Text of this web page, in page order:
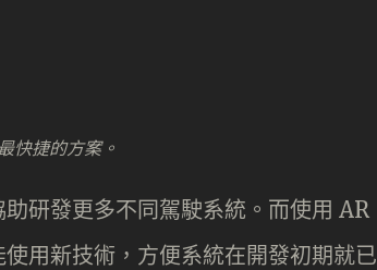
快捷的方案。
研發更多不同駕駛系統。而使用 AR
用新技術，方便系統在開發初期就已